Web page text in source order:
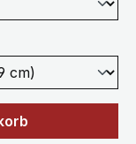
Wert